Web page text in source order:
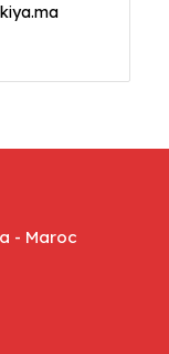
- Maroc